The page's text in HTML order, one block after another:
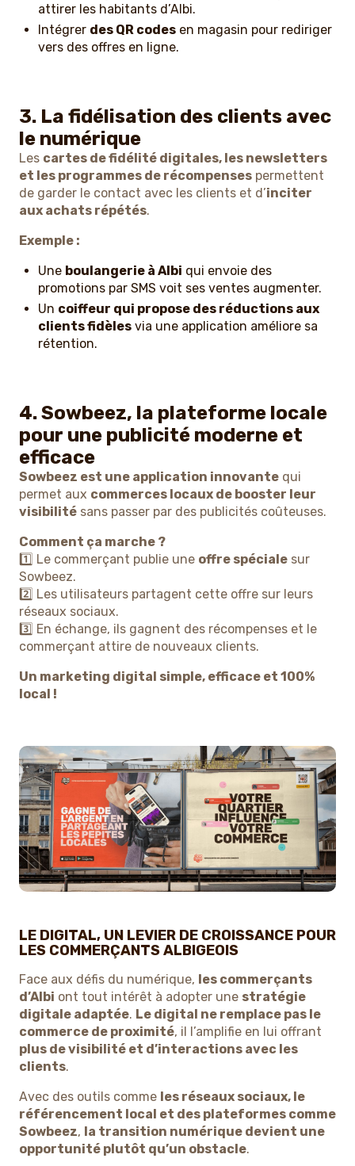
attirer les habitants d’Albi.
Intégrer des QR codes en magasin pour rediriger
vers des offres en ligne.
3. La fidélisation des clients avec
le numérique
Les cartes de fidélité digitales, les newsletters
et les programmes de récompenses permettent
de garder le contact avec les clients et d’inciter
aux achats répétés.
Exemple :
Une boulangerie à Albi qui envoie des
promotions par SMS voit ses ventes augmenter.
Un coiffeur qui propose des réductions aux
clients fidèles via une application améliore sa
rétention.
4. Sowbeez, la plateforme locale
pour une publicité moderne et
efficace
Sowbeez est une application innovante qui
permet aux commerces locaux de booster leur
visibilité sans passer par des publicités coûteuses.
Comment ça marche ?
1️⃣ Le commerçant publie une offre spéciale sur
Sowbeez.
2️⃣ Les utilisateurs partagent cette offre sur leurs
réseaux sociaux.
3️⃣ En échange, ils gagnent des récompenses et le
commerçant attire de nouveaux clients.
Un marketing digital simple, efficace et 100%
local !
LE DIGITAL, UN LEVIER DE CROISSANCE POUR
LES COMMERÇANTS ALBIGEOIS
Face aux défis du numérique, les commerçants
d’Albi ont tout intérêt à adopter une stratégie
digitale adaptée. Le digital ne remplace pas le
commerce de proximité, il l’amplifie en lui offrant
plus de visibilité et d’interactions avec les
clients.
Avec des outils comme les réseaux sociaux, le
référencement local et des plateformes comme
Sowbeez, la transition numérique devient une
opportunité plutôt qu’un obstacle.